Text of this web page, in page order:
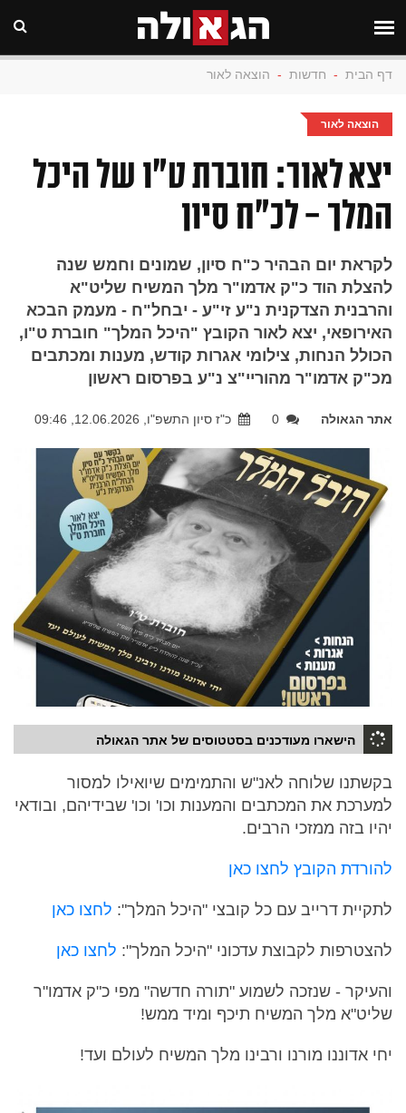
דף הבית - חדשות - הוצאה לאור
הוצאה לאור
יצא לאור: חוברת ט"ו של היכל
המלך - לכ"ח סיון
לקראת יום הבהיר כ"ח סיון, שמונים וחמש שנה
להצלת הוד כ"ק אדמו"ר מלך המשיח שליט"א
והרבנית הצדקנית נ"ע זי"ע - יבחל"ח - מעמק הבכא
האירופאי, יצא לאור הקובץ "היכל המלך" חוברת ט"ו,
הכולל הנחות, צילומי אגרות קודש, מענות ומכתבים
מכ"ק אדמו"ר מהוריי"צ נ"ע בפרסום ראשון
אתר הגאולה 0 כ"ז סיון התשפ"ו, 12.06.2026, 09:46
הישארו מעודכנים בסטטוסים של אתר הגאולה
בקשתנו שלוחה לאנ"ש והתמימים שיואילו למסור
למערכת את המכתבים והמענות וכו' וכו' שבידיהם, ובודאי
יהיו בזה ממזכי הרבים.
להורדת הקובץ לחצו כאן
לתקיית דרייב עם כל קובצי "היכל המלך": לחצו כאן
להצטרפות לקבוצת עדכוני "היכל המלך": לחצו כאן
והעיקר - שנזכה לשמוע "תורה חדשה" מפי כ"ק אדמו"ר
שליט"א מלך המשיח תיכף ומיד ממש!
יחי אדוננו מורנו ורבינו מלך המשיח לעולם ועד!